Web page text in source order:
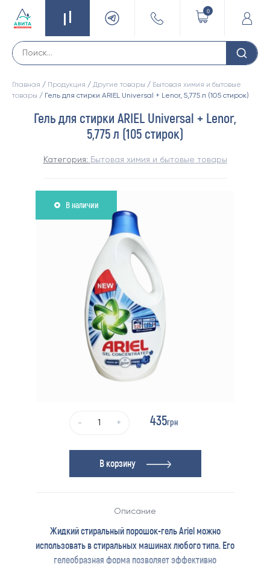
0
Главная / Продукция / Другие товары / Бытовая химия и бытовые
товары / Гель для стирки ARIEL Universal + Lenor, 5,775 л (105 стирок)
Гель для стирки ARIEL Universal + Lenor,
5,775 л (105 стирок)
Категория: Бытовая химия и бытовые товары
В наличии
- + 435грн
В корзину
Описание
Жидкий стиральный порошок-гель Ariel можно
использовать в стиральных машинах любого типа. Его
гелеобразная форма позволяет эффективно